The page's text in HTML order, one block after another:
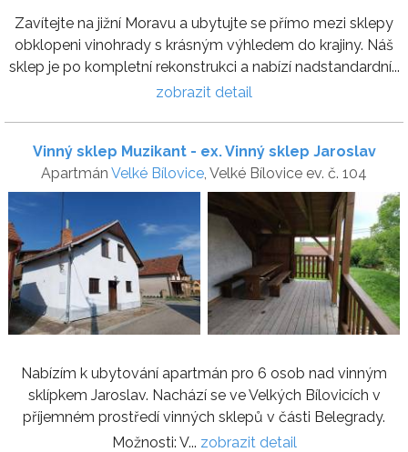
Zavítejte na jižní Moravu a ubytujte se přímo mezi sklepy
obklopeni vinohrady s krásným výhledem do krajiny. Náš
sklep je po kompletní rekonstrukci a nabízí nadstandardní...
zobrazit detail
Vinný sklep Muzikant - ex. Vinný sklep Jaroslav
Apartmán Velké Bílovice, Velké Bílovice ev. č. 104
Nabízím k ubytování apartmán pro 6 osob nad vinným
sklípkem Jaroslav. Nachází se ve Velkých Bílovicích v
příjemném prostředí vinných sklepů v části Belegrady.
Možnosti: V... zobrazit detail